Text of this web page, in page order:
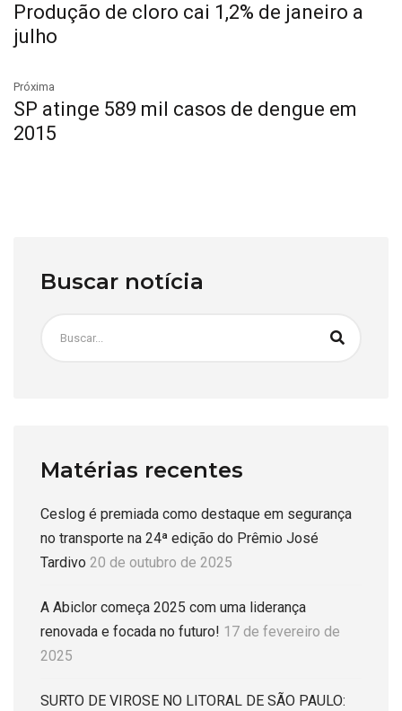
Produção de cloro cai 1,2% de janeiro a
julho
Próxima
SP atinge 589 mil casos de dengue em
2015
Buscar notícia
Matérias recentes
Ceslog é premiada como destaque em segurança
no transporte na 24ª edição do Prêmio José
Tardivo 20 de outubro de 2025
A Abiclor começa 2025 com uma liderança
renovada e focada no futuro! 17 de fevereiro de
2025
SURTO DE VIROSE NO LITORAL DE SÃO PAULO: